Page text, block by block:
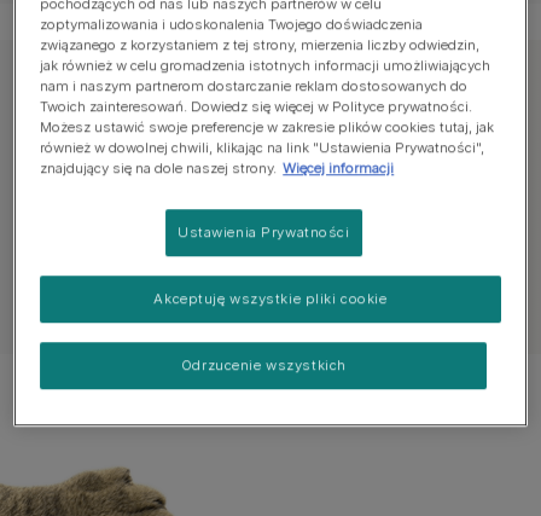
Znajdź poradę
Gdy zdecydujesz się na kota Adopcja kota
Zobacz wszystkie porady
pochodzących od nas lub naszych partnerów w celu
zoptymalizowania i udoskonalenia Twojego doświadczenia
związanego z korzystaniem z tej strony, mierzenia liczby odwiedzin,
jak również w celu gromadzenia istotnych informacji umożliwiających
nam i naszym partnerom dostarczanie reklam dostosowanych do
Twoich zainteresowań. Dowiedz się więcej w Polityce prywatności.
Możesz ustawić swoje preferencje w zakresie plików cookies tutaj, jak
również w dowolnej chwili, klikając na link "Ustawienia Prywatności",
znajdujący się na dole naszej strony. Więcej informacji
Ustawienia Prywatności
Odrzucenie wszystkich
Akceptuję wszystkie pliki cookie